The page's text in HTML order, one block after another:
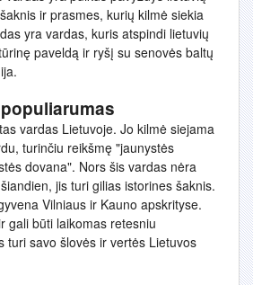
ir prasmes, kurių kilmė siekia
yra vardas, kuris atspindi lietuvių
paveldą ir ryšį su senovės baltų
vardas Lietuvoje. Jo kilmė siejama
turinčiu reikšmę "jaunystės
dovana". Nors šis vardas nėra
jis turi gilias istorines šaknis.
Vilniaus ir Kauno apskrityse.
gali būti laikomas retesniu
turi savo šlovės ir vertės Lietuvos